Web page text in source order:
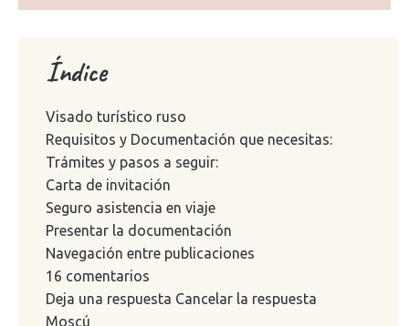
Índice
Visado turístico ruso
Requisitos y Documentación que necesitas:
Trámites y pasos a seguir:
Carta de invitación
Seguro asistencia en viaje
Presentar la documentación
Navegación entre publicaciones
16 comentarios
Deja una respuesta Cancelar la respuesta
Moscú